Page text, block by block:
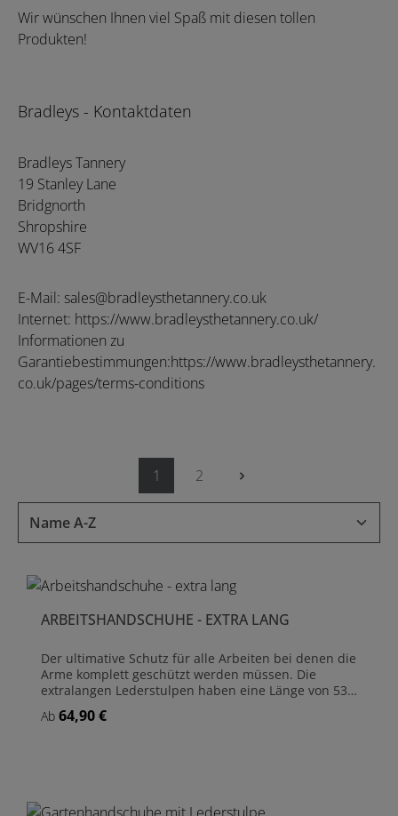
Wir wünschen Ihnen viel Spaß mit diesen tollen
Produkten!
Bradleys - Kontaktdaten
Bradleys Tannery
19 Stanley Lane
Bridgnorth
Shropshire
WV16 4SF
E-Mail: sales@bradleysthetannery.co.uk
Internet: https://www.bradleysthetannery.co.uk/
Informationen zu
Garantiebestimmungen:https://www.bradleysthetannery.
co.uk/pages/terms-conditions
Seite
1 Seite
2
ARBEITSHANDSCHUHE - EXTRA LANG
Der ultimative Schutz für alle Arbeiten bei denen die
Arme komplett geschützt werden müssen. Die
extralangen Lederstulpen haben eine Länge von 53
cm und schützen sowohl Unter- wie Oberarme.
Dornen und Stacheln können diesen Handschuhen
hochwertigen Handschuhe werden in der kleinen
Regulärer Preis:
Ab 64,90 €